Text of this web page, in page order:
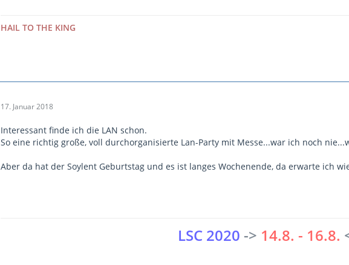
HAIL TO THE KING
17. Januar 2018
Interessant finde ich die LAN schon.
So eine richtig große, voll durchorganisierte Lan-Party mit Messe...war ich noch
Aber da hat der Soylent Geburtstag und es ist langes Wochenende, da erwarte ich
LSC 2020 -> 14.8. - 16.8.